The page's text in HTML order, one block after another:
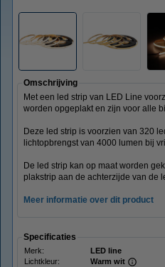
Omschrijving
Met een led strip van LED Line
worden opgeplakt en zijn voor alle
Deze led strip is voorzien van 320
lichtopbrengst van 4000 lumen bij
De led strip kan op maat worden
plakstrip aan de achterzijde van de
Meer informatie over dit product
Specificaties
Merk: LED line
Lichtkleur:
Warm wit